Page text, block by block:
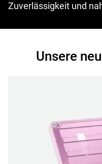
Zuverlässigkeit und
Unsere